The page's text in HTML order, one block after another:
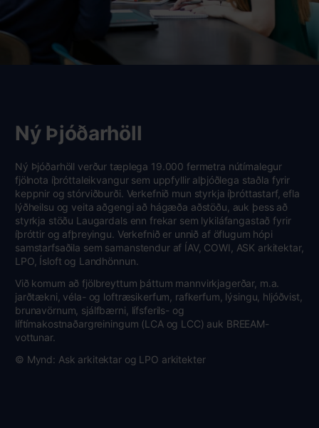
Ný Þjóðarhöll
Ný Þjóðarhöll verður tæplega 19.000 fermetra nútímalegur
fjölnota íþróttaleikvangur sem uppfyllir alþjóðlega staðla fyrir
keppnir og stórviðburði. Verkefnið mun styrkja íþróttastarf, efla
lýðheilsu og veita aðgengi að hágæða aðstöðu, auk þess að
styrkja stöðu Laugardals enn frekar sem lykiláfangastað fyrir
íþróttir og afþreyingu. Verkefnið er unnið af öflugum hópi
samstarfsaðila sem samanstendur af ÍAV, COWI, ASK arkitektar,
LPO, Ísloft og Landhönnun.
Við komum að fjölbreyttum þáttum mannvirkjagerðar, m.a.
jarðtækni, véla- og loftræsikerfum, rafkerfum, lýsingu, hljóðvist,
brunavörnum, sjálfbærni, lífsferils- og
líftímakostnaðargreiningum (LCA og LCC) auk BREEAM-
vottunar.
© Mynd: Ask arkitektar og LPO arkitekter